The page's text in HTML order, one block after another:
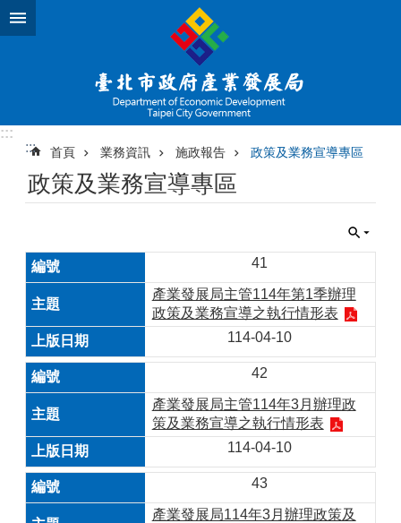
跳到主要內容區塊
:::
:::
首頁 業務資訊 施政報告 政策及業務宣導專區
政策及業務宣導專區
41
產業發展局主管114年第1季辦理
政策及業務宣導之執行情形表
114-04-10
42
產業發展局主管114年3月辦理政
策及業務宣導之執行情形表
114-04-10
43
產業發展局114年3月辦理政策及